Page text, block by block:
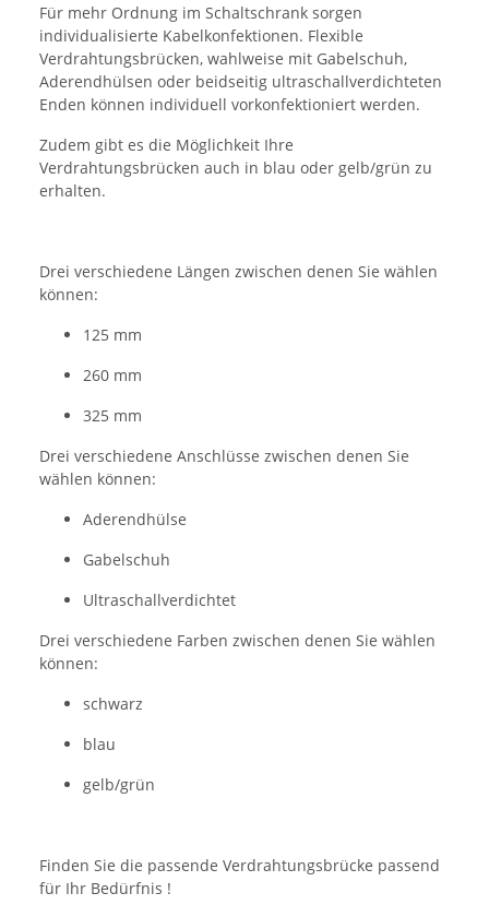
Für mehr Ordnung im Schaltschrank sorgen
individualisierte Kabelkonfektionen. Flexible
Verdrahtungsbrücken, wahlweise mit Gabelschuh,
Aderendhülsen oder beidseitig ultraschallverdichteten
Enden können individuell vorkonfektioniert werden.
Zudem gibt es die Möglichkeit Ihre
Verdrahtungsbrücken auch in blau oder gelb/grün zu
erhalten.
Drei verschiedene Längen zwischen denen Sie wählen
können:
125 mm
260 mm
325 mm
Drei verschiedene Anschlüsse zwischen denen Sie
wählen können:
Aderendhülse
Gabelschuh
Ultraschallverdichtet
Drei verschiedene Farben zwischen denen Sie wählen
können:
schwarz
blau
gelb/grün
Finden Sie die passende Verdrahtungsbrücke passend
für Ihr Bedürfnis !